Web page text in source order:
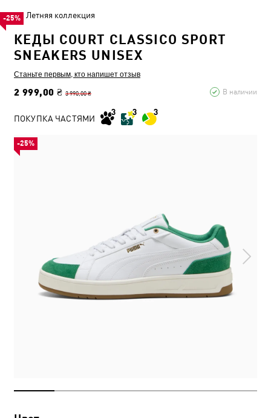
Летняя коллекция
КЕДЫ COURT CLASSICO SPORT
SNEAKERS UNISEX
Станьте первым, кто напишет отзыв
2 999,00 ₴ 3 990,00 ₴ В наличии
-25%
ПОКУПКА ЧАСТЯМИ
-25%